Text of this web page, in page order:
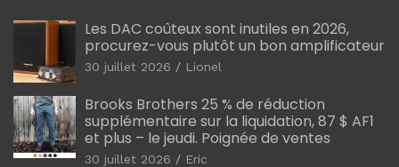
Les DAC coûteux sont inutiles en 2026,
procurez-vous plutôt un bon amplificateur
30 juillet 2026 Lionel
Brooks Brothers 25 % de réduction
supplémentaire sur la liquidation, 87 $ AF1
et plus – le jeudi. Poignée de ventes
30 juillet 2026 Eric